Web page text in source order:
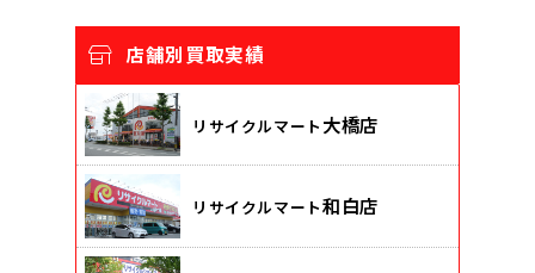
店舗別買取実績
リサイクルマート 大橋店
リサイクルマート和白店